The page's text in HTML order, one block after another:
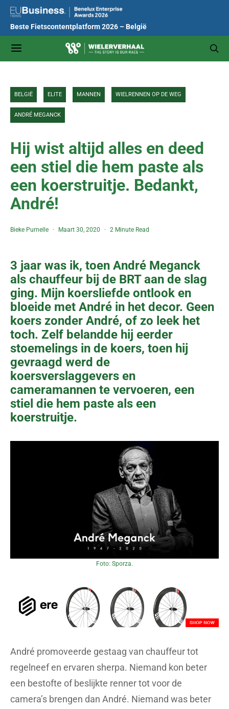
Beste Fietscontentplatform 2026 – België
BELGIË ELITE MANNEN WIELRENNEN OP DE WEG
ANDRÉ MEGANCK
Hij wist altijd alles en deed
een stiel die hem paste als
een koerstruitje. Bedankt,
André!
Bieke Purnelle Maart 30, 2020 2 Minute Read
3 jaar was ik, toen André Meganck
als chauffeur bij de BRT aan de slag
ging. Mijn koersliefde ontlook en
bloeide met André in het decor. Geen
koers zonder André, of zo leek het
toch. Zelf belandde hij eerder
stoemelings in de koers, toen hij
gevraagd werd de
koersverslaggevers en
cameramannen te vervoeren, een
stiel die hem paste als een
koerstruitje.
Foto: Sporza.
André promoveerde gestaag van chauffeur tot
regelneef en ervaren sherpa. Niemand kon beter
een bestofte of beslijkte renner tot voor de
camera’s brengen dan André. Niemand was beter